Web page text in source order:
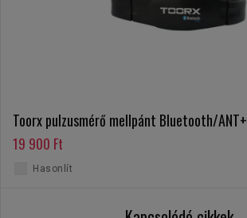
Toorx pulzusmérő mellpánt Bluetooth/ANT+
19 900 Ft
Hasonlít